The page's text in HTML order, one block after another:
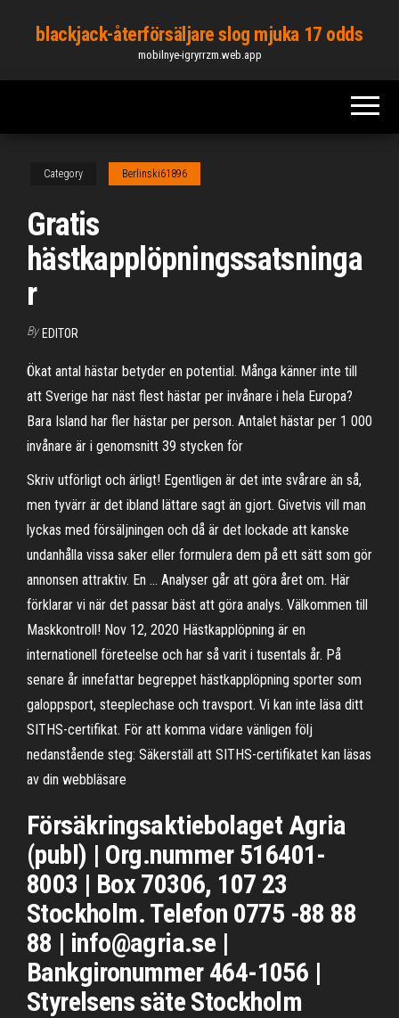
content
blackjack-återförsäljare slog mjuka 17 odds
mobilnye-igryrrzm.web.app
Category Berlinski61896
Gratis
hästkapplöpningssatsninga
r
By EDITOR
Ökat antal hästar betyder en potential. Många känner inte till
att Sverige har näst flest hästar per invånare i hela Europa?
Bara Island har fler hästar per person. Antalet hästar per 1 000
invånare är i genomsnitt 39 stycken för
Skriv utförligt och ärligt! Egentligen är det inte svårare än så,
men tyvärr är det ibland lättare sagt än gjort. Givetvis vill man
lyckas med försäljningen och då är det lockade att kanske
undanhålla vissa saker eller formulera dem på ett sätt som gör
annonsen attraktiv. En … Analyser går att göra året om. Här
förklarar vi när det passar bäst att göra analys. Välkommen till
Maskkontroll! Nov 12, 2020 Hästkapplöpning är en
internationell företeelse och har så varit i tusentals år. På
senare år innefattar begreppet hästkapplöpning sporter som
galoppsport, steeplechase och travsport. Vi kan inte läsa ditt
SITHS-certifikat. För att komma vidare vänligen följ
nedanstående steg: Säkerställ att SITHS-certifikatet kan läsas
av din webbläsare
Försäkringsaktiebolaget Agria
(publ) | Org.nummer 516401-
8003 | Box 70306, 107 23
Stockholm. Telefon 0775 -88 88
88 | info@agria.se |
Bankgironummer 464-1056 |
Styrelsens säte Stockholm